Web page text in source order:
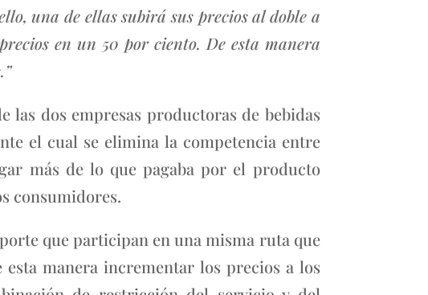
una de ellas subirá sus precios al doble a
en un 50 por ciento. De esta manera
dos empresas productoras de bebidas
el cual se elimina la competencia entre
más de lo que pagaba por el producto
consumidores.
que participan en una misma ruta que
manera incrementar los precios a los